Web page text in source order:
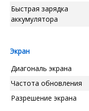
Быстрая зарядка
аккумулятора
Экран
Диагональ экрана
Частота обновления
Разрешение экрана